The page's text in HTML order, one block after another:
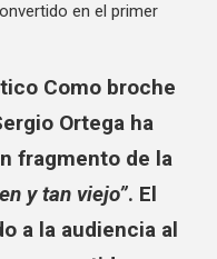
en el primer
Como broche
Ortega ha
fragmento de la
y tan viejo”. El
a la audiencia al